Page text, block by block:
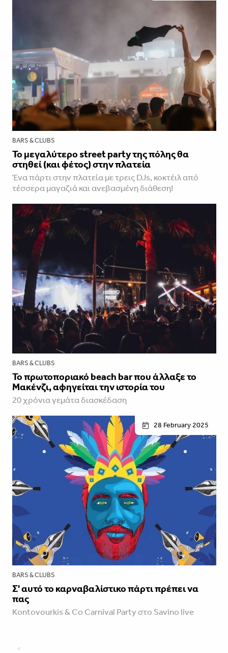
BARS & CLUBS
Το μεγαλύτερο street party της πόλης θα
στηθεί (και φέτος) στην πλατεία
Ένα πάρτι στην πλατεία με τρεις DJs, κοκτέιλ από
τέσσερα μαγαζιά και ανεβασμένη διάθεση!
BARS & CLUBS
Το πρωτοποριακό beach bar που άλλαξε το
Μακένζι, αφηγείται την ιστορία του
20 χρόνια γεμάτα διασκέδαση
28 February 2025
BARS & CLUBS
Σ' αυτό το καρναβαλίστικο πάρτι πρέπει να
πας
Kontovourkis & Co Carnival Party στο Savino live